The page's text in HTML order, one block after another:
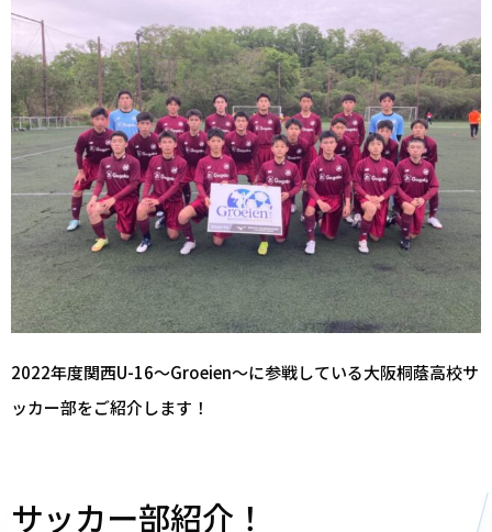
2022年度関西U-16～Groeien～に参戦している大阪桐蔭高校サ
ッカー部をご紹介します！
サッカー部紹介！